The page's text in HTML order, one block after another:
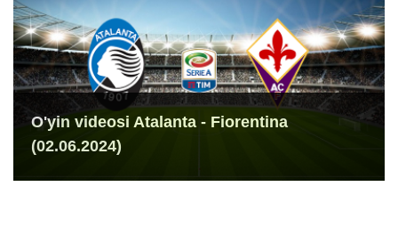
O'yin videosi Atalanta - Fiorentina
(02.06.2024)